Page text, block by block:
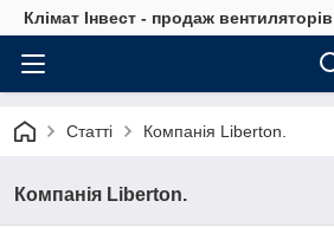
Клімат Інвест - продаж
Статті Компанія Liberton.
Компанія Liberton.